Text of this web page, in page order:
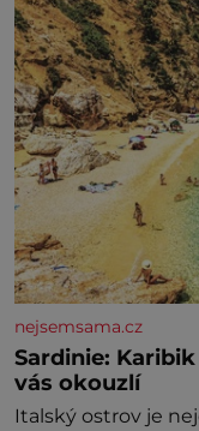
nejsemsama.cz
Sardinie:
vás okouzlí
Italský ostrov je